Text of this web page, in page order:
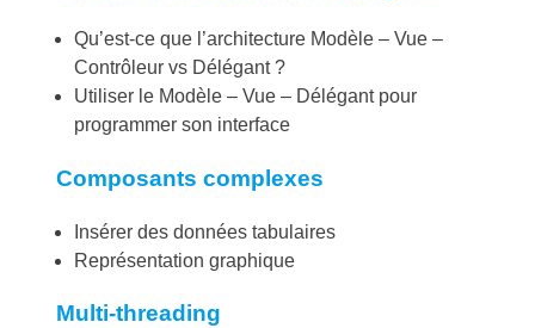
Qu’est-ce que l’architecture Modèle – Vue –
Contrôleur vs Délégant ?
Utiliser le Modèle – Vue – Délégant pour
programmer son interface
Composants complexes
Insérer des données tabulaires
Représentation graphique
Multi-threading